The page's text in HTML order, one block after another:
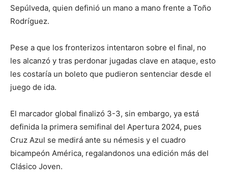
Sepúlveda, quien definió un mano a mano frente a Toño
Rodríguez.
Pese a que los fronterizos intentaron sobre el final, no
les alcanzó y tras perdonar jugadas clave en ataque, esto
les costaría un boleto que pudieron sentenciar desde el
juego de ida.
El marcador global finalizó 3-3, sin embargo, ya está
definida la primera semifinal del Apertura 2024, pues
Cruz Azul se medirá ante su némesis y el cuadro
bicampeón América, regalandonos una edición más del
Clásico Joven.